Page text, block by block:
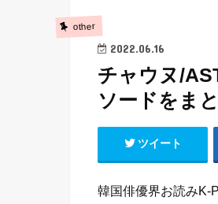
other
2022.06.16
チャウヌ/
ソードをま
ツイート
韓国俳優界お読みK-